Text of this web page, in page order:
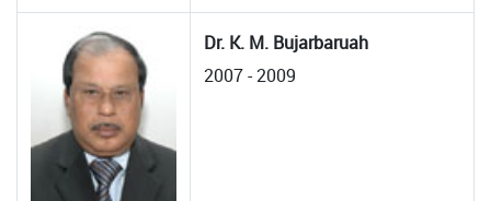
Dr. K. M. Bujarbaruah
2007 - 2009